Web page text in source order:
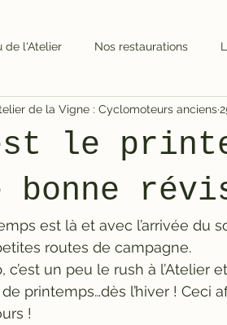
de l'Atelier Nos restaurations
le
bonne
de la Vigne : Cyclomoteurs anciens
est là et avec l’arrivée du
routes de campagne.
c’est un peu le rush à
printemps…dès l’hiver ! Ceci
!